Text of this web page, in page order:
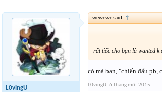
L0vingU
wewewe said: ↑
rất tiếc cho bạn là wanted
có mà bạn, "chiến đấu pb,
L0vingU, 6 Tháng một 2015